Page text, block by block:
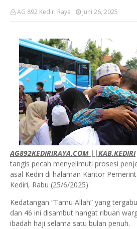
AG 892 Kediri Raya Juni 26, 2025
AG892KEDIRIRAYA.COM ||KAB.KEDIRI
tangis pecah menyelimuti prosesi
asal Kediri di halaman Kantor
Kediri, Rabu (25/6/2025).
Kedatangan “Tamu Allah” yang
dan 46 ini disambut hangat ribuan
ibadah haji selama satu bulan penuh.